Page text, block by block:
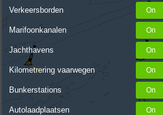
Verkeersborden
Marifoonkanalen
Jachthavens
Kilometrering vaarwegen
Bunkerstations
Autolaadplaatsen